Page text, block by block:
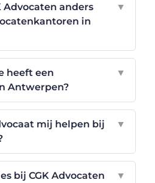
Advocaten anders
in
▼
heeft een
Antwerpen?
▼
mij helpen bij
▼
bij CGK Advocaten
▼